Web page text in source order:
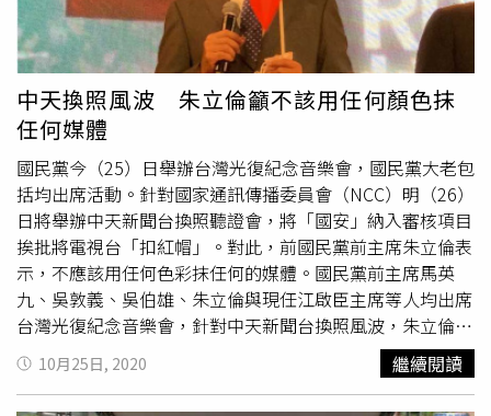
天才知道原來這句話是真的！我感到非常的震驚，甚至丟
臉，這是在台灣嗎？我是那種從小學4年級，就立志要當新
聞記者的人，我在這一行也將近20年了，我從來沒有想過有
一天，我居然會為了言論自由這件事情站出來，我最後居然
會栽在新聞自由這個事情上，其實我待過新聞台，不管在哪
一個地方，其實我都是說該說的話，做該做的事。」頭條開
講另一位主持人林嘉源則表示：「沒想到在政治力的介入
下，有可能中天電視要被關台了。」他回憶自己採訪民進黨
10幾年的時間，看著總統蔡英文從在野到現在的兩度連任，
連任時曾說過候：「儘管我們的認同是不一樣的，但是大家
可以團結一起打拚。」現在聽來卻格外諷刺，「817萬人投
票給她，相信她會帶給台灣更好的未來，但是關掉一個電視
台，她的歷史定位就是第一個就是關掉電視台的民選總統，
這是她要的歷史定位嗎？」
中天換照風波 朱立倫籲不該用任何顏色抹
任何媒體
國民黨今（25）日舉辦台灣光復紀念音樂會，國民黨大老包
括均出席活動。針對國家通訊傳播委員會（NCC）明（26）
日將舉辦中天新聞台換照聽證會，將「國安」納入審核項目
挨批將電視台「扣紅帽」。對此，前國民黨前主席朱立倫表
示，不應該用任何色彩抹任何的媒體。國民黨前主席馬英
九、吳敦義、吳伯雄、朱立倫與現任江啟臣主席等人均出席
台灣光復紀念音樂會，針對中天新聞台換照風波，朱立倫強
調他的立場一向支持保障言論自由、新聞自由，勿用任何顏
色抹去任何的媒體的聲音，台灣是多元的社會，本來就可以
10月25日, 2020 繼續閱讀